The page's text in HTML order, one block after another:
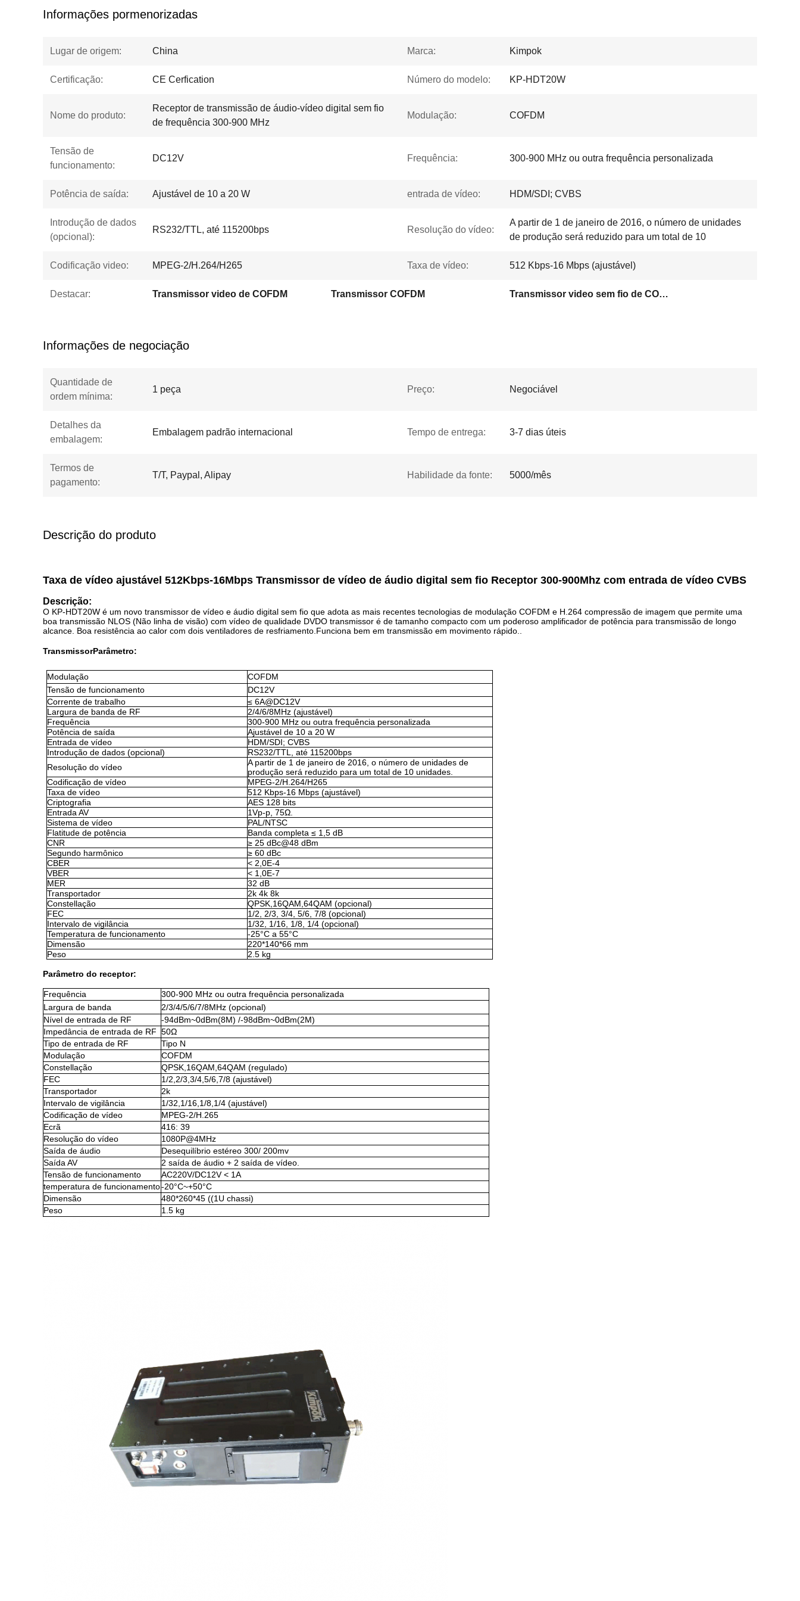
Informações pormenorizadas
Lugar de origem: China Marca: Kimpok
Certificação: CE Cerfication Número do modelo: KP-HDT20W
Nome do produto:
Receptor de transmissão de áudio-vídeo digital sem fio
de frequência 300-900 MHz
Modulação: COFDM
Tensão de
funcionamento:
DC12V Frequência: 300-900 MHz ou outra frequência personalizada
Potência de saída: Ajustável de 10 a 20 W entrada de vídeo: HDM/SDI; CVBS
Introdução de dados
(opcional):
RS232/TTL, até 115200bps Resolução do vídeo:
A partir de 1 de janeiro de 2016, o número de unidades
de produção será reduzido para um total de 10
Codificação video: MPEG-2/H.264/H265 Taxa de vídeo: 512 Kbps-16 Mbps (ajustável)
Destacar: Transmissor video de COFDM Transmissor COFDM Transmissor video sem fio de COFDM
Informações de negociação
Quantidade de
ordem mínima:
1 peça Preço: Negociável
Detalhes da
embalagem:
Embalagem padrão internacional Tempo de entrega: 3-7 dias úteis
Termos de
pagamento:
T/T, Paypal, Alipay Habilidade da fonte: 5000/mês
Descrição do produto
Taxa de vídeo ajustável 512Kbps-16Mbps Transmissor de vídeo de áudio digital sem fio Receptor 300-900Mhz com entrada de vídeo CVBS
Descrição:
O KP-HDT20W é um novo transmissor de vídeo e áudio digital sem fio que adota as mais recentes tecnologias de modulação COFDM e H.264 compressão de imagem que permite uma
boa transmissão NLOS (Não linha de visão) com vídeo de qualidade DVDO transmissor é de tamanho compacto com um poderoso amplificador de potência para transmissão de longo
alcance. Boa resistência ao calor com dois ventiladores de resfriamento.Funciona bem em transmissão em movimento rápido..
TransmissorParâmetro:
Modulação
COFDM
Tensão de funcionamento
DC12V
Corrente de trabalho
≤ 6A@DC12V
Largura de banda de RF
2/4/6/8MHz (ajustável)
Frequência
300-900 MHz ou outra frequência personalizada
Potência de saída
Ajustável de 10 a 20 W
Entrada de vídeo
HDM/SDI; CVBS
Introdução de dados (opcional)
RS232/TTL, até 115200bps
Resolução do vídeo
A partir de 1 de janeiro de 2016, o número de unidades de
produção será reduzido para um total de 10 unidades.
Codificação de vídeo
MPEG-2/H.264/H265
Taxa de vídeo
512 Kbps-16 Mbps (ajustável)
Criptografia
AES 128 bits
Entrada AV
1Vp-p, 75Ω.
Sistema de vídeo
PAL/NTSC
Flatitude de potência
Banda completa ≤ 1,5 dB
CNR
≥ 25 dBc@48 dBm
Segundo harmônico
≥ 60 dBc
CBER
< 2,0E-4
VBER
< 1,0E-7
MER
32 dB
Transportador
2k 4k 8k
Constellação
QPSK,16QAM,64QAM (opcional)
FEC
1/2, 2/3, 3/4, 5/6, 7/8 (opcional)
Intervalo de vigilância
1/32, 1/16, 1/8, 1/4 (opcional)
Temperatura de funcionamento
-25°C a 55°C
Dimensão
220*140*66 mm
Peso
2.5 kg
Parâmetro do receptor:
Frequência
300-900 MHz ou outra frequência personalizada
Largura de banda
2/3/4/5/6/7/8MHz (opcional)
Nível de entrada de RF
-94dBm~0dBm(8M) /-98dBm~0dBm(2M)
Impedância de entrada de RF 50Ω
Tipo de entrada de RF
Tipo N
Modulação
COFDM
Constellação
QPSK,16QAM,64QAM (regulado)
FEC
1/2,2/3,3/4,5/6,7/8 (ajustável)
Transportador
2k
Intervalo de vigilância
1/32,1/16,1/8,1/4 (ajustável)
Codificação de vídeo
MPEG-2/H.265
Ecrã
416: 39
Resolução do vídeo
1080P@4MHz
Saída de áudio
Desequilíbrio estéreo 300/ 200mv
Saída AV
2 saída de áudio + 2 saída de vídeo.
Tensão de funcionamento
AC220V/DC12V < 1A
temperatura de funcionamento-20°C~+50°C
Dimensão
480*260*45 ((1U chassi)
Peso
1.5 kg